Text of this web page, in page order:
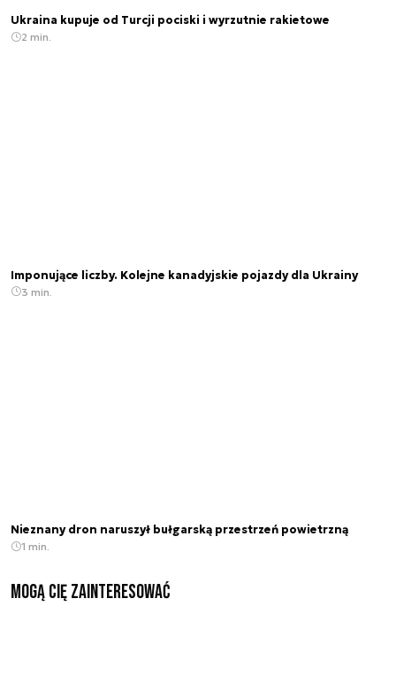
Ukraina kupuje od Turcji pociski i wyrzutnie rakietowe
2 min.
Imponujące liczby. Kolejne kanadyjskie pojazdy dla Ukrainy
3 min.
Nieznany dron naruszył bułgarską przestrzeń powietrzną
1 min.
Mogą Cię zainteresować